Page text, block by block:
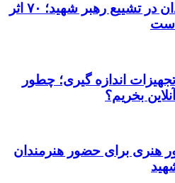
حضور پررنگ هنرمندان در تشییع رهبر شهید؛ ۷۰ اثر
اندازه گیری؛ چطور
بخریم؟
هنری برای حضور هنرمندان